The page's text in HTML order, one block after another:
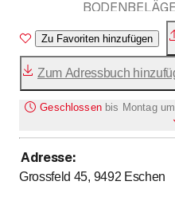
BODENBELÄGE
NEU- UND
REPARATUR
BERATUNG
Zu Favoriten hinzufügen
Zum Adressbuch
Geschlossen bis Montag
Montag
Dienstag
Adresse:
Grossfeld 45, 9492 Eschen